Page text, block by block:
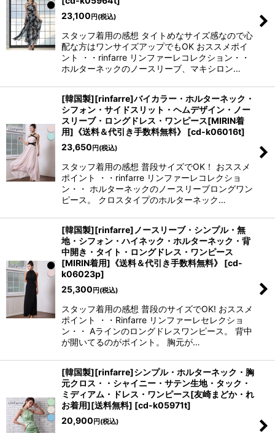
23,100 円 (税込)
スタッフ着用の感想 タイトめなサイズ感なので心
配な方はワンサイズアップでもOK おススメポイ
ント ・・rinfarre リンファーレコレクション・・
ホルターネックのノースリーブ、マキシロン…
[韓国製][rinfarre]バイカラー・ホルターネック・
シフォン・サイドスリット・ヘムデザイン・ノー
スリーブ・ロングドレス・ワンピース[MIRIN着
用]《送料＆代引き手数料無料》
[cd-k06016t]
23,650 円 (税込)
スタッフ着用の感想 普段サイズでOK！ おススメ
ポイント ・・rinfarre リンファーレコレクショ
ン・・ ホルターネックのノースリーブロングワン
ピース。 クロスタイプのホルターネック…
[韓国製][rinfarre]ノースリーブ・シンプル・無
地・シフォン・ハイネック・ホルターネック・背
中開き・タイト・ロングドレス・ワンピース
[MIRIN着用]《送料＆代引き手数料無料》
[cd-
k06023p]
25,300 円 (税込)
スタッフ着用の感想 普段のサイズでOK! おススメ
ポイント ・・Rinfarre リンファーレセレクショ
ン・・ Aラインのロングドレスワンピース。 背中
が開いてるのがポイント。 胸元が…
[韓国製][rinfarre]シンプル・ホルターネック・胸
元クロス・・シャイニー・サテン生地・タック・
ミディアム・ドレス・ワンピース[友崎まどか・れ
お着用][送料無料] [cd-k05971t]
20,900 円 (税込)